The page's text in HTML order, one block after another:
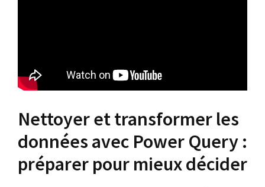
Nettoyer et transformer les
données avec Power Query :
préparer pour mieux décider